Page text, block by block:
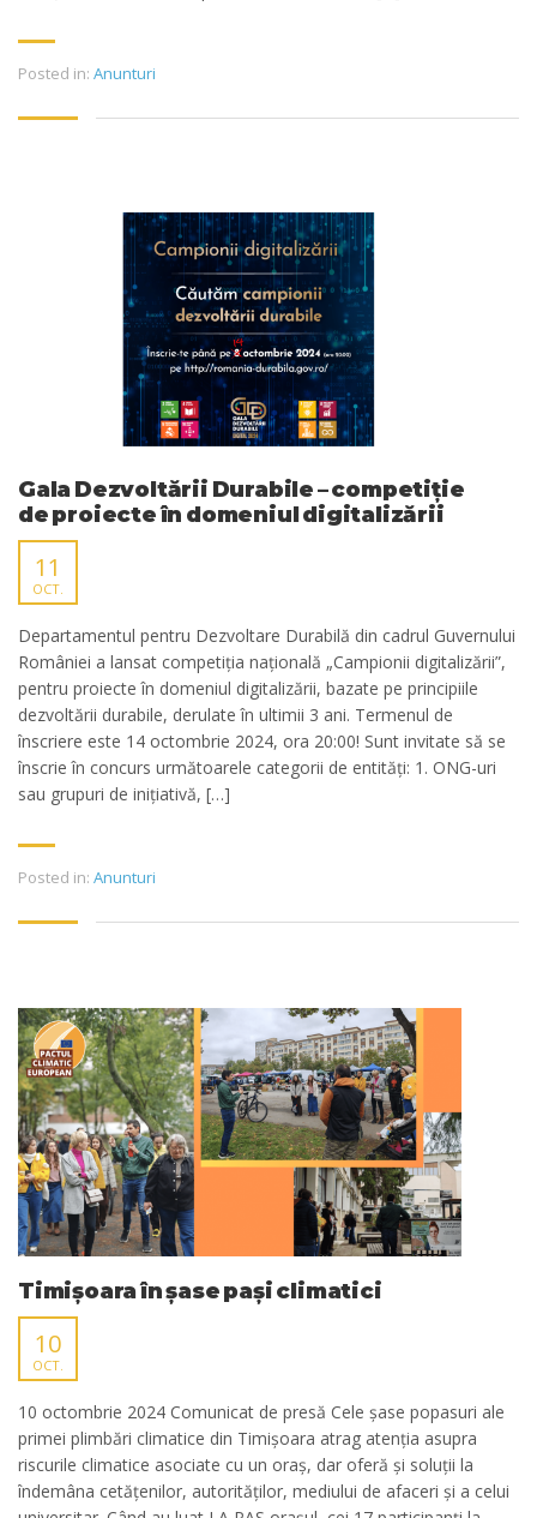
Posted in: Anunturi
Gala Dezvoltării Durabile – competiție
de proiecte în domeniul digitalizării
11
OCT.
Departamentul pentru Dezvoltare Durabilă din cadrul Guvernului
României a lansat competiția națională „Campionii digitalizării”,
pentru proiecte în domeniul digitalizării, bazate pe principiile
dezvoltării durabile, derulate în ultimii 3 ani. Termenul de
înscriere este 14 octombrie 2024, ora 20:00! Sunt invitate să se
înscrie în concurs următoarele categorii de entități: 1. ONG-uri
sau grupuri de inițiativă, […]
Posted in: Anunturi
Timișoara în șase pași climatici
10
OCT.
10 octombrie 2024 Comunicat de presă Cele șase popasuri ale
primei plimbări climatice din Timișoara atrag atenția asupra
riscurile climatice asociate cu un oraș, dar oferă și soluții la
îndemâna cetățenilor, autorităților, mediului de afaceri și a celui